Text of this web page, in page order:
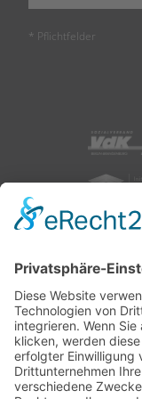
* Pflichtfelder